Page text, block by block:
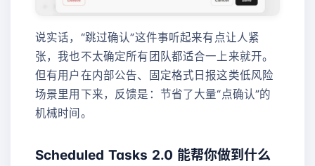
说实话，“跳过确认”这件事听起来有点让人紧
张，我也不太确定所有团队都适合一上来就开。
但有用户在内部公告、固定格式日报这类低风险
场景里用下来，反馈是：节省了大量“点确认”的
机械时间。
Scheduled Tasks 2.0 能帮你做到什么